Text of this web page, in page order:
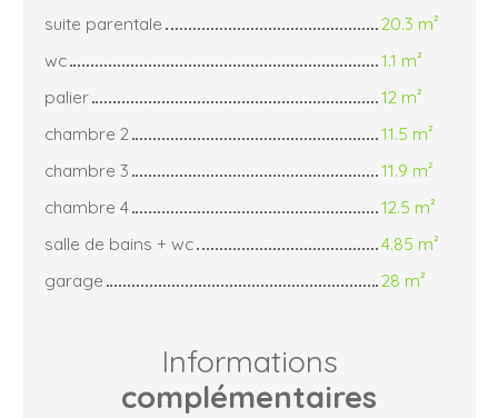
suite parentale
20.3 m²
wc
1.1 m²
palier
12 m²
chambre 2
11.5 m²
chambre 3
11.9 m²
chambre 4
12.5 m²
salle de bains + wc
4.85 m²
garage
28 m²
Informations
complémentaires